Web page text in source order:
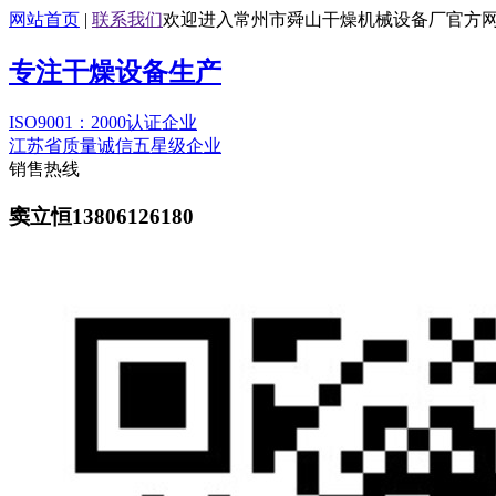
网站首页 | 联系我们欢迎进入常州市舜山干燥机械设备厂官方
专注干燥设备生产
ISO9001：2000认证企业
江苏省质量诚信五星级企业
销售热线
窦立恒13806126180